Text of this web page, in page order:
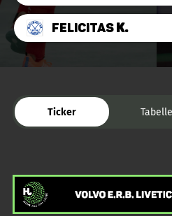
FelicitasK.
Ticker Tabelle